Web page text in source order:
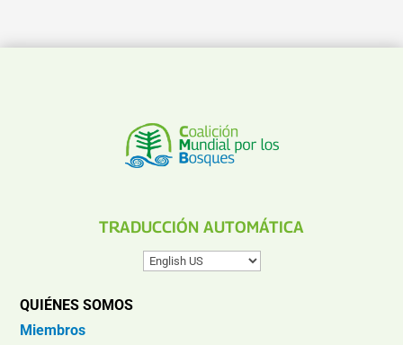
TRADUCCIÓN AUTOMÁTICA
QUIÉNES SOMOS
Miembros